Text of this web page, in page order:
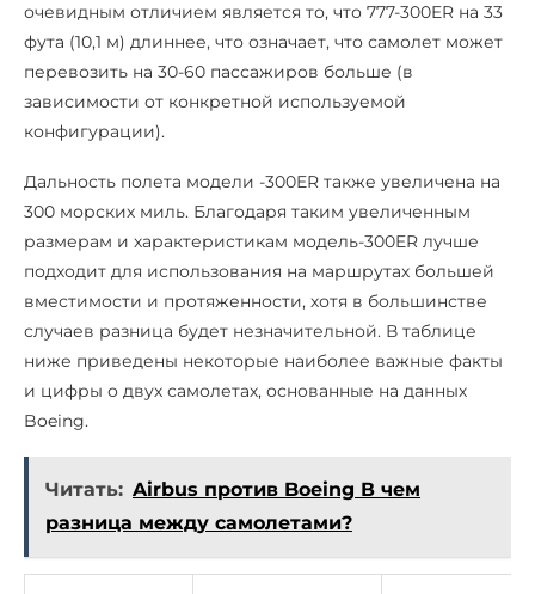
очевидным отличием является то, что 777-300ER на 33
фута (10,1 м) длиннее, что означает, что самолет может
перевозить на 30-60 пассажиров больше (в
зависимости от конкретной используемой
конфигурации).
Дальность полета модели -300ER также увеличена на
300 морских миль. Благодаря таким увеличенным
размерам и характеристикам модель-300ER лучше
подходит для использования на маршрутах большей
вместимости и протяженности, хотя в большинстве
случаев разница будет незначительной. В таблице
ниже приведены некоторые наиболее важные факты
и цифры о двух самолетах, основанные на данных
Boeing.
Читать: Airbus против Boeing В чем
разница между самолетами?